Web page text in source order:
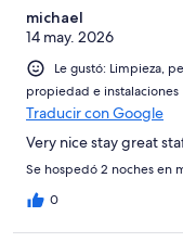
michael
14 may. 2026
Le gustó: Limpieza,
propiedad e instalaciones
Traducir con Google
Very nice stay great
Se hospedó 2 noches en
0